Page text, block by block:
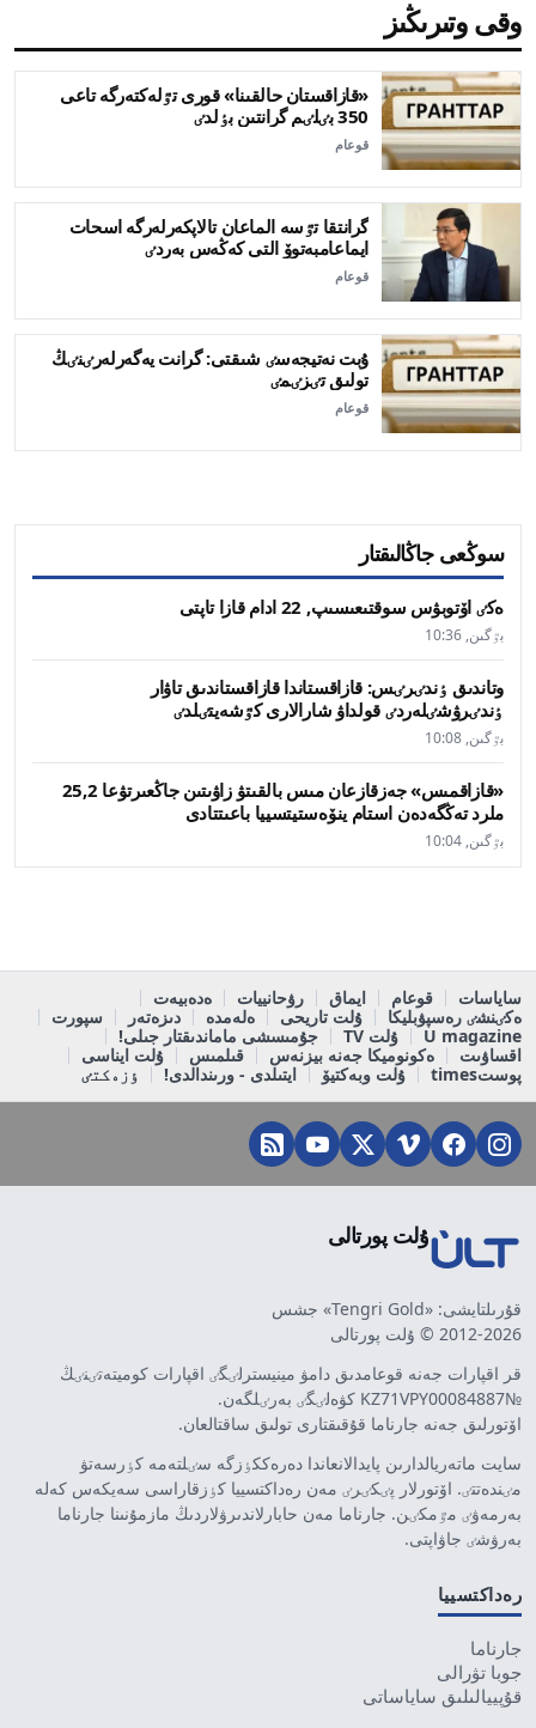
وقى وتىرىڭىز
«قازاقستان حالقىنا» قورى تٷلەكتەرگە تاعى
350 بٸلٸم گرانتىن بٶلدٸ
قوعام
گرانتقا تٷسە الماعان تالاپكەرلەرگە اسحات
ايماعامبەتوۆ التى كەڭەس بەردٸ
قوعام
ۇبت نەتيجەسٸ شىقتى: گرانت يەگەرلەرٸنٸڭ
تولىق تٸزٸمٸ
قوعام
سوڭعى جاڭالىقتار
ەكٸ اۆتوبۋس سوقتىعىسىپ, 22 ادام قازا تاپتى
بٷگىن, 10:36
وتاندىق ٶندٸرٸس: قازاقستاندا قازاقستاندىق تاۋار
ٶندٸرۋشٸلەردٸ قولداۋ شارالارى كٷشەيتٸلدٸ
بٷگىن, 10:08
«قازاقمىس» جەزقازعان مىس بالقىتۋ زاۋىتىن جاڭعىرتۋعا 25,2
ملرد تەڭگەدەن استام ينۆەستيتسييا باعىتتادى
بٷگىن, 10:04
ساياسات قوعام ايماق رۋحانييات
ەدەبيەت
ەكٸنشٸ رەسپۋبليكا
ۇلت تاريحى ەلەمدە دىزەتەر
سپورت
U magazine
ۇلت TV
جۇمىسشى ماماندىقتار جىلى!
اقساۋىت
ەكونوميكا جەنە بيزنەس قىلمىس
ۇلت ايناسى
پوستtimes
ۇلت وبەكتيۆ ايتىلدى - ورىندالدى! ٶزەكتٸ
ۇلت پورتالى
قۇرىلتايشى: «Tengri Gold» جشس
2012-2026 © ۇلت پورتالى
قر اقپارات جەنە قوعامدىق دامۋ مينيسترلٸگٸ اقپارات كوميتەتٸنٸڭ
№KZ71VPY00084887 كۋەلٸگٸ بەرٸلگەن.
اۆتورلىق جەنە جارناما قۇقىقتارى تولىق ساقتالعان.
سايت ماتەريالدارىن پايدالانعاندا دەرەككٶزگە سٸلتەمە كٶرسەتۋ
مٸندەتتٸ. اۆتورلار پٸكٸرٸ مەن رەداكتسييا كٶزقاراسى سەيكەس كەلە
بەرمەۋٸ مٷمكٸن. جارناما مەن حابارلاندىرۋلاردىڭ مازمۇنىنا جارناما
بەرۋشٸ جاۋاپتى.
رەداكتسييا
جارناما
جوبا تۋرالى
قۇپييالىلىق ساياساتى